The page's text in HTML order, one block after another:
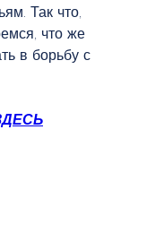
Так что,
что же
в борьбу с